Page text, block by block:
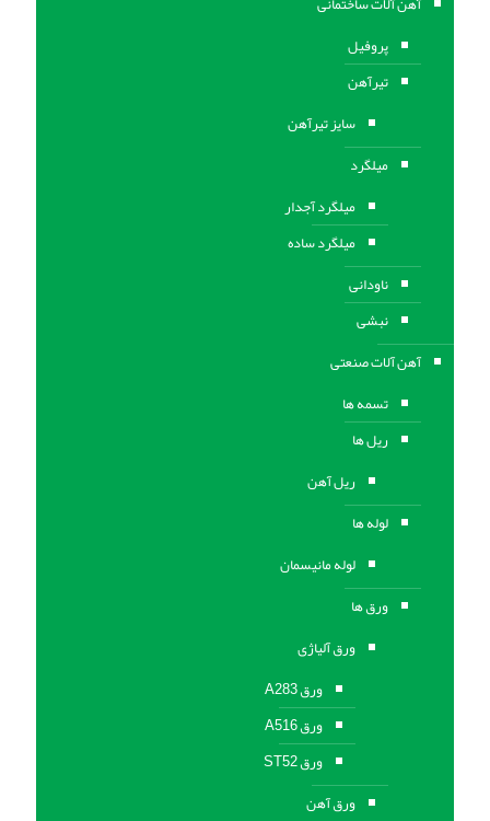
پروفیل
تیرآهن
سایز تیرآهن
میلگرد
میلگرد آجدار
میلگرد ساده
ناودانی
نبشی
آهن آلات صنعتی
تسمه ها
ریل ها
ریل آهن
لوله ها
لوله مانیسمان
ورق ها
ورق آلیاژی
ورق A283
ورق A516
ورق ST52
ورق آهن